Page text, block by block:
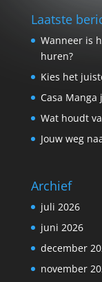
Laatste
Wanneer is
huren?
Kies het
Casa
Wat houdt
Jouw weg
Archief
juli 2026
juni 2026
december
november